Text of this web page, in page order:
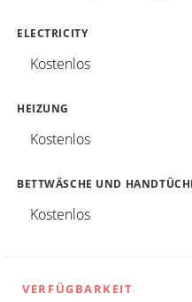
ELECTRICITY
Kostenlos
HEIZUNG
Kostenlos
BETTWÄSCHE UND
Kostenlos
VERFÜGBARKEIT